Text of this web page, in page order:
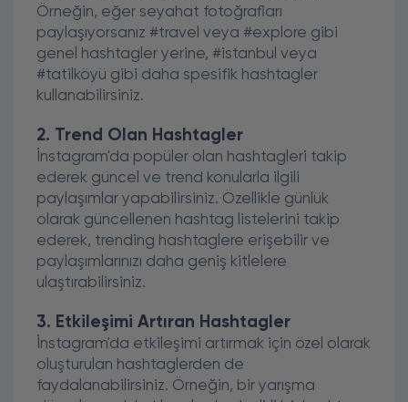
Örneğin, eğer seyahat fotoğrafları
paylaşıyorsanız #travel veya #explore gibi
genel hashtagler yerine, #istanbul veya
#tatilköyü gibi daha spesifik hashtagler
kullanabilirsiniz.
2. Trend Olan Hashtagler
İnstagram'da popüler olan hashtagleri takip
ederek güncel ve trend konularla ilgili
paylaşımlar yapabilirsiniz. Özellikle günlük
olarak güncellenen hashtag listelerini takip
ederek, trending hashtaglere erişebilir ve
paylaşımlarınızı daha geniş kitlelere
ulaştırabilirsiniz.
3. Etkileşimi Artıran Hashtagler
İnstagram'da etkileşimi artırmak için özel olarak
oluşturulan hashtaglerden de
faydalanabilirsiniz. Örneğin, bir yarışma